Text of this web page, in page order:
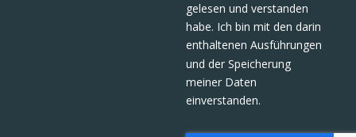
gelesen und verstanden
habe. Ich bin mit den darin
enthaltenen Ausführungen
und der Speicherung
meiner Daten
einverstanden.